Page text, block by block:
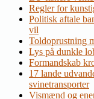
Regler for
Politisk aftale
vil
Toldoprustning
Lys på dunkle
Formandskab
17 lande
svinetransporter
Vismænd og